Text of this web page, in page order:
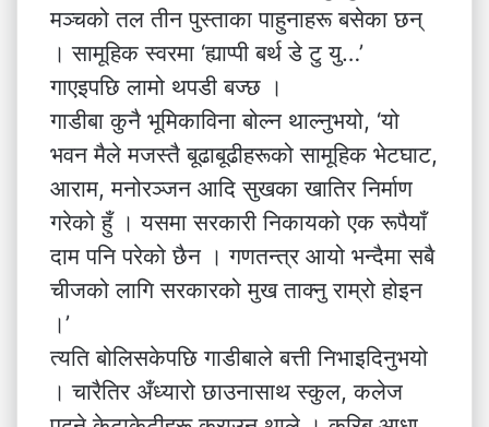
मञ्चको तल तीन पुस्ताका पाहुनाहरू बसेका छन्
। सामूहिक स्वरमा ‘ह्याप्पी बर्थ डे टु यु…’
गाएइपछि लामो थपडी बज्छ ।
गाडीबा कुनै भूमिकाविना बोल्न थाल्नुभयो, ‘यो
भवन मैले मजस्तै बूढाबूढीहरूको सामूहिक भेटघाट,
आराम, मनोरञ्जन आदि सुखका खातिर निर्माण
गरेको हुँ । यसमा सरकारी निकायको एक रूपैयाँ
दाम पनि परेको छैन । गणतन्त्र आयो भन्दैमा सबै
चीजको लागि सरकारको मुख ताक्नु राम्रो होइन
।’
त्यति बोलिसकेपछि गाडीबाले बत्ती निभाइदिनुभयो
। चारैतिर अँध्यारो छाउनासाथ स्कुल, कलेज